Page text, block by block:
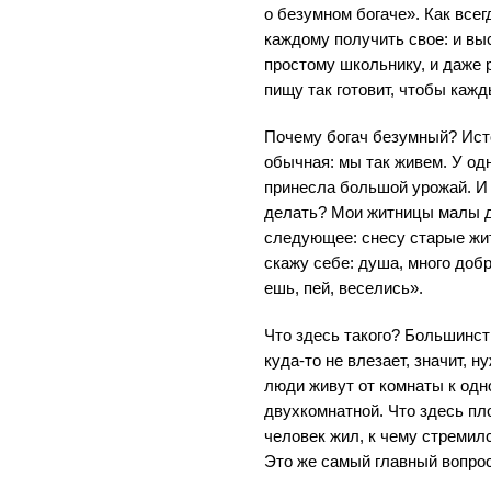
о безумном богаче». Как
каждому получить свое: и
простому школьнику, и даже
пищу так готовит, чтобы
Почему богач безумный?
обычная: мы так живем. У
принесла большой урожай.
делать? Мои житницы малы
следующее: снесу старые
скажу себе: душа, много
ешь, пей, веселись».
Что здесь такого?
куда-то не влезает, значит,
люди живут от комнаты к
двухкомнатной. Что здесь
человек жил, к чему
Это же самый главный